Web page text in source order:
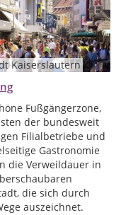
Kaiserslautern
Fußgängerzone,
der bundesweit
Filialbetriebe und
Gastronomie
die Verweildauer in
die sich durch
auszeichnet.